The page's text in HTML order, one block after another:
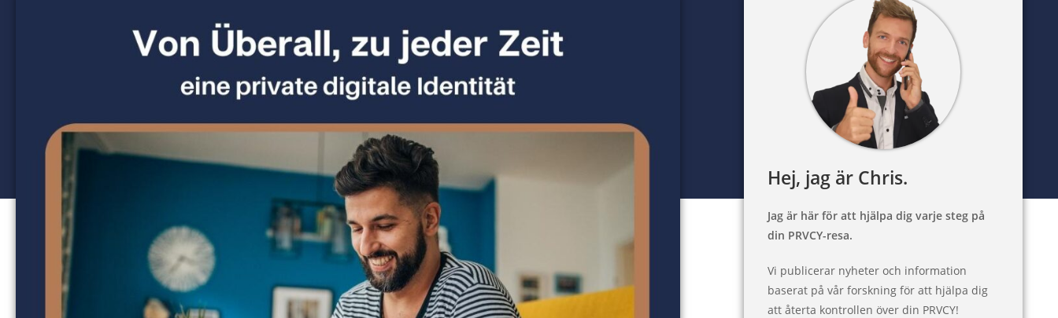
Hej, jag är Chris.
Jag är här för att hjälpa dig varje steg på
din PRVCY-resa.
Vi publicerar nyheter och information
baserat på vår forskning för att hjälpa dig
att återta kontrollen över din PRVCY!